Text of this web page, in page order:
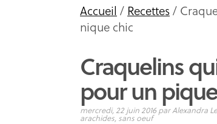
Accueil / Recettes/
nique chic
Craquelins
pour un
mercredi, 22 juin 2016 parAlexandra
arachides, sans oeuf